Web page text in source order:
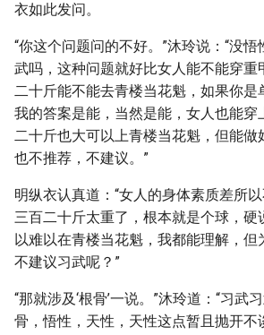
衣如此发问。
“你这个问题问的不好。”沐玲说：“没
武吗，这种问题就好比女人能不能穿重
二十斤能不能去青楼当花魁，如果你是
我的答案是能，当然是能，女人也能穿
二十斤也大可以上青楼当花魁，但能做
也不推荐，不建议。”
明纵衣认真道：“女人的身体素质差所
三百二十斤太重了，根本就是个球，硬
以难以在青楼当花魁，我都能理解，但
不建议习武呢？”
“那就涉及‘根骨’一说。”沐玲道：“习武
骨，悟性，天性，天性这点暂且抛开不